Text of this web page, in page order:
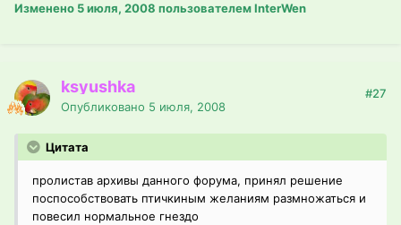
Изменено 5 июля, 2008 пользователем InterWen
ksyushka
Опубликовано 5 июля, 2008
#27
Цитата
пролистав архивы данного форума, принял решение
поспособствовать птичкиным желаниям размножаться и
повесил нормальное гнездо